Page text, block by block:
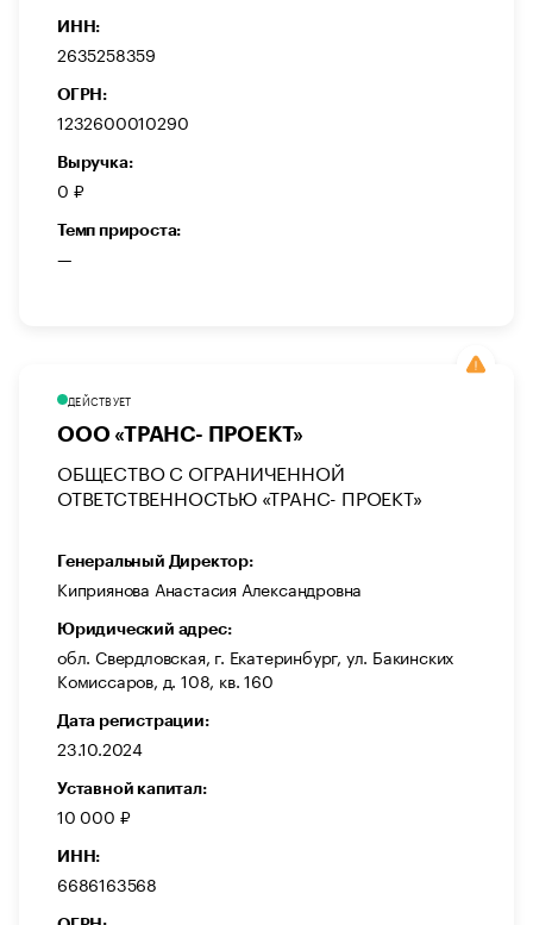
ИНН:
2635258359
ОГРН:
1232600010290
Выручка:
0 ₽
Темп прироста:
—
ДЕЙСТВУЕТ
ООО «ТРАНС- ПРОЕКТ»
ОБЩЕСТВО С ОГРАНИЧЕННОЙ
ОТВЕТСТВЕННОСТЬЮ «ТРАНС- ПРОЕКТ»
Генеральный Директор:
Киприянова Анастасия Александровна
Юридический адрес:
обл. Свердловская, г. Екатеринбург, ул. Бакинских
Комиссаров, д. 108, кв. 160
Дата регистрации:
23.10.2024
Уставной капитал:
10 000 ₽
ИНН:
6686163568